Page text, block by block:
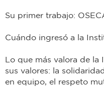
Su primer trabajo:
Cuándo ingresó a la
Lo que más valora de la
sus valores: la
en equipo, el respeto